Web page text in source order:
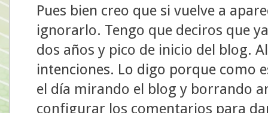
Pues bien creo que si vuelve a
ignorarlo. Tengo que deciros que
dos años y pico de inicio del blog.
intenciones. Lo digo porque como
el día mirando el blog y borrando
configurar los comentarios para